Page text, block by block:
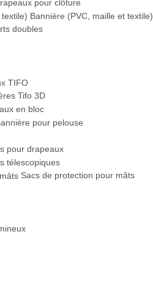
pour clôture
Bannière (PVC, maille et textile)
doubles
TIFO
Tifo 3D
en bloc
pour pelouse
pour drapeaux
télescopiques
Sacs de protection pour mâts